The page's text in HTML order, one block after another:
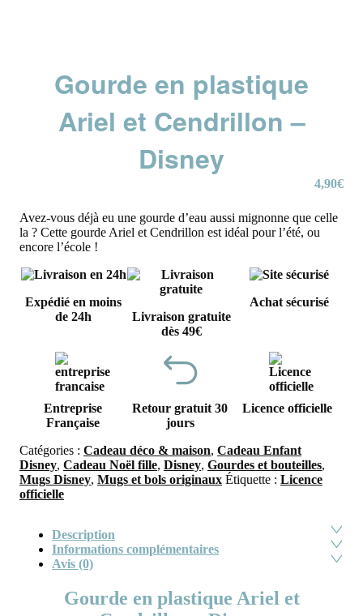
Gourde en plastique
Ariel et Cendrillon –
Disney
4,90€
Avez-vous déjà eu une gourde d’eau aussi mignonne que celle
la ? Cette gourde Ariel et Cendrillon est idéal pour l’été, ou
encore l’école !
Expédié en moins
de 24h
Livraison gratuite
dès 49€
Achat sécurisé
Entreprise
Française
Retour gratuit 30
jours
Licence officielle
Catégories : Cadeau déco & maison, Cadeau Enfant
Disney, Cadeau Noël fille, Disney, Gourdes et bouteilles,
Mugs Disney, Mugs et bols originaux Étiquette : Licence
officielle
Description
Informations complémentaires
Avis (0)
Gourde en plastique Ariel et